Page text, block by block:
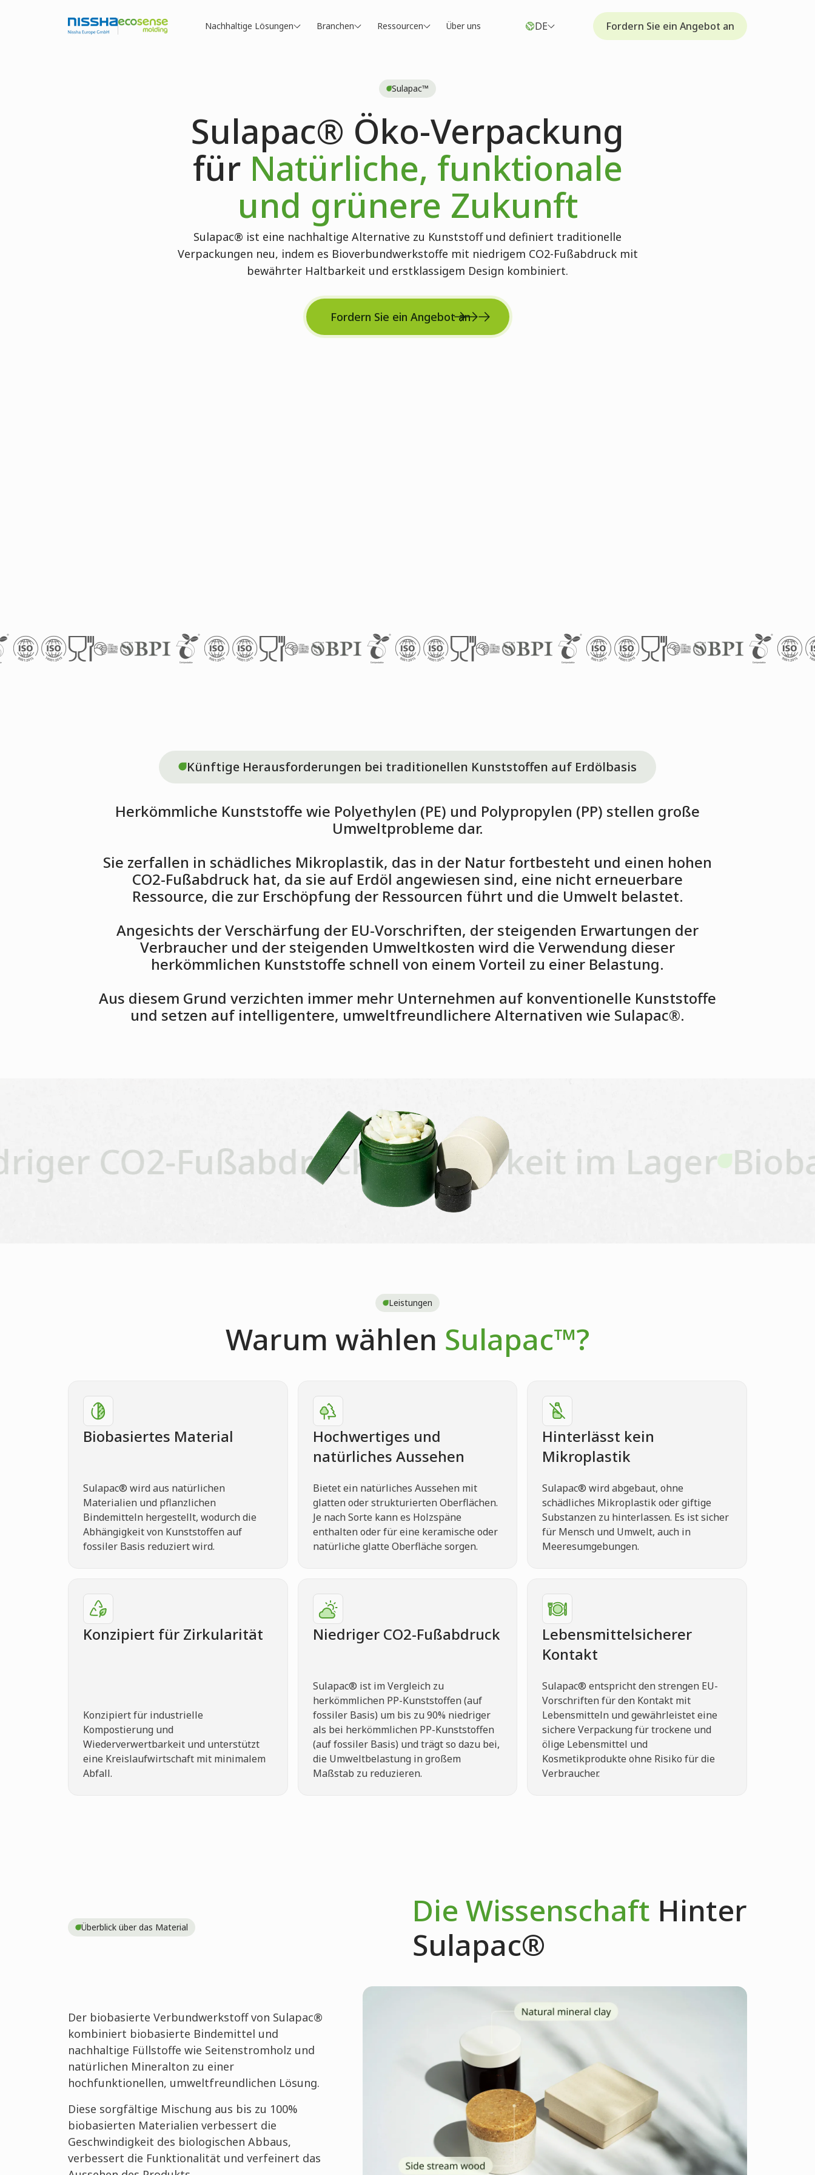
Nachhaltige Lösungen Branchen Ressourcen Über uns DE Fordern Sie ein Angebot an
Sulapac™
Sulapac® Öko-Verpackung
für Natürliche, funktionale
und grünere Zukunft
Sulapac® ist eine nachhaltige Alternative zu Kunststoff und definiert traditionelle
Verpackungen neu, indem es Bioverbundwerkstoffe mit niedrigem CO2-Fußabdruck mit
bewährter Haltbarkeit und erstklassigem Design kombiniert.
Fordern Sie ein Angebot an
100% biobasierte Materialien
Künftige Herausforderungen bei traditionellen Kunststoffen auf Erdölbasis
Herkömmliche Kunststoffe wie Polyethylen (PE) und Polypropylen (PP) stellen große
Umweltprobleme dar.
Sie zerfallen in schädliches Mikroplastik, das in der Natur fortbesteht und einen hohen
CO2-Fußabdruck hat, da sie auf Erdöl angewiesen sind, eine nicht erneuerbare
Ressource, die zur Erschöpfung der Ressourcen führt und die Umwelt belastet.
Angesichts der Verschärfung der EU-Vorschriften, der steigenden Erwartungen der
Verbraucher und der steigenden Umweltkosten wird die Verwendung dieser
herkömmlichen Kunststoffe schnell von einem Vorteil zu einer Belastung.
Aus diesem Grund verzichten immer mehr Unternehmen auf konventionelle Kunststoffe
und setzen auf intelligentere, umweltfreundlichere Alternativen wie Sulapac®.
CO2-Fußabdruck Haltbarkeit im Lager
Leistungen
Warum wählen Sulapac™?
Biobasiertes Material
Sulapac® wird aus natürlichen
Materialien und pflanzlichen
Bindemitteln hergestellt, wodurch die
Abhängigkeit von Kunststoffen auf
fossiler Basis reduziert wird.
Hochwertiges und
natürliches Aussehen
Bietet ein natürliches Aussehen mit
glatten oder strukturierten Oberflächen.
Je nach Sorte kann es Holzspäne
enthalten oder für eine keramische oder
natürliche glatte Oberfläche sorgen.
Hinterlässt kein
Mikroplastik
Sulapac® wird abgebaut, ohne
schädliches Mikroplastik oder giftige
Substanzen zu hinterlassen. Es ist sicher
für Mensch und Umwelt, auch in
Meeresumgebungen.
Konzipiert für Zirkularität
Konzipiert für industrielle
Kompostierung und
Wiederverwertbarkeit und unterstützt
eine Kreislaufwirtschaft mit minimalem
Abfall.
Niedriger CO2-Fußabdruck
Sulapac® ist im Vergleich zu
herkömmlichen PP-Kunststoffen (auf
fossiler Basis) um bis zu 90% niedriger
als bei herkömmlichen PP-Kunststoffen
(auf fossiler Basis) und trägt so dazu bei,
die Umweltbelastung in großem
Maßstab zu reduzieren.
Lebensmittelsicherer
Kontakt
Sulapac® entspricht den strengen EU-
Vorschriften für den Kontakt mit
Lebensmitteln und gewährleistet eine
sichere Verpackung für trockene und
ölige Lebensmittel und
Kosmetikprodukte ohne Risiko für die
Verbraucher.
Überblick über das Material Die Wissenschaft Hinter
Sulapac®
Der biobasierte Verbundwerkstoff von Sulapac®
kombiniert biobasierte Bindemittel und
nachhaltige Füllstoffe wie Seitenstromholz und
natürlichen Mineralton zu einer
hochfunktionellen, umweltfreundlichen Lösung.
Diese sorgfältige Mischung aus bis zu 100%
biobasierten Materialien verbessert die
Geschwindigkeit des biologischen Abbaus,
verbessert die Funktionalität und verfeinert das